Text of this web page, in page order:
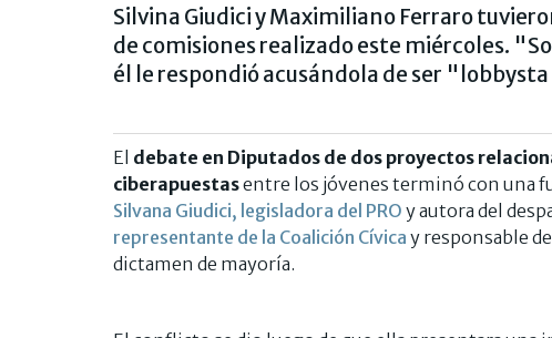
Silvina Giudici y Maximiliano Ferraro
de comisiones realizado este miércoles.
él le respondió acusándola de ser
El debate en Diputados de dos proyectos
ciberapuestasentre los jóvenes terminó con una
Silvana Giudici, legisladora del PRO y autora del
representante de la Coalición Cívica y responsable
dictamen de mayoría.